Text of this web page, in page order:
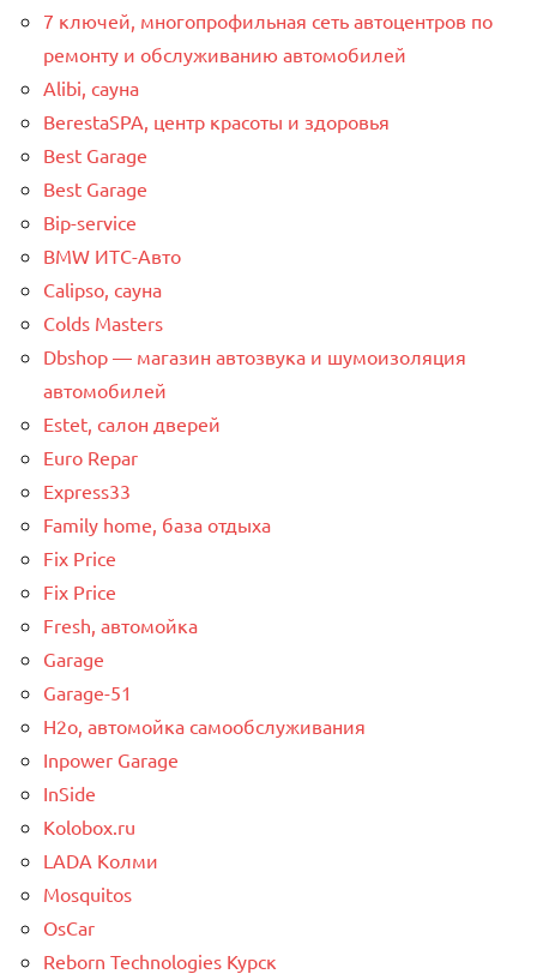
7 ключей, многопрофильная сеть автоцентров по
ремонту и обслуживанию автомобилей
Alibi, сауна
BerestaSPA, центр красоты и здоровья
Best Garage
Best Garage
Bip-service
BMW ИТС-Авто
Calipso, сауна
Colds Masters
Dbshop — магазин автозвука и шумоизоляция
автомобилей
Estet, салон дверей
Euro Repar
Express33
Family home, база отдыха
Fix Price
Fix Price
Fresh, автомойка
Garage
Garage-51
H2o, автомойка самообслуживания
Inpower Garage
InSide
Kolobox.ru
LADA Колми
Mosquitos
OsCar
Reborn Technologies Курск